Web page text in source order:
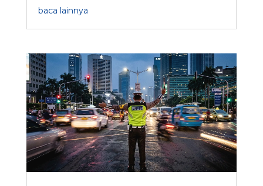
baca lainnya